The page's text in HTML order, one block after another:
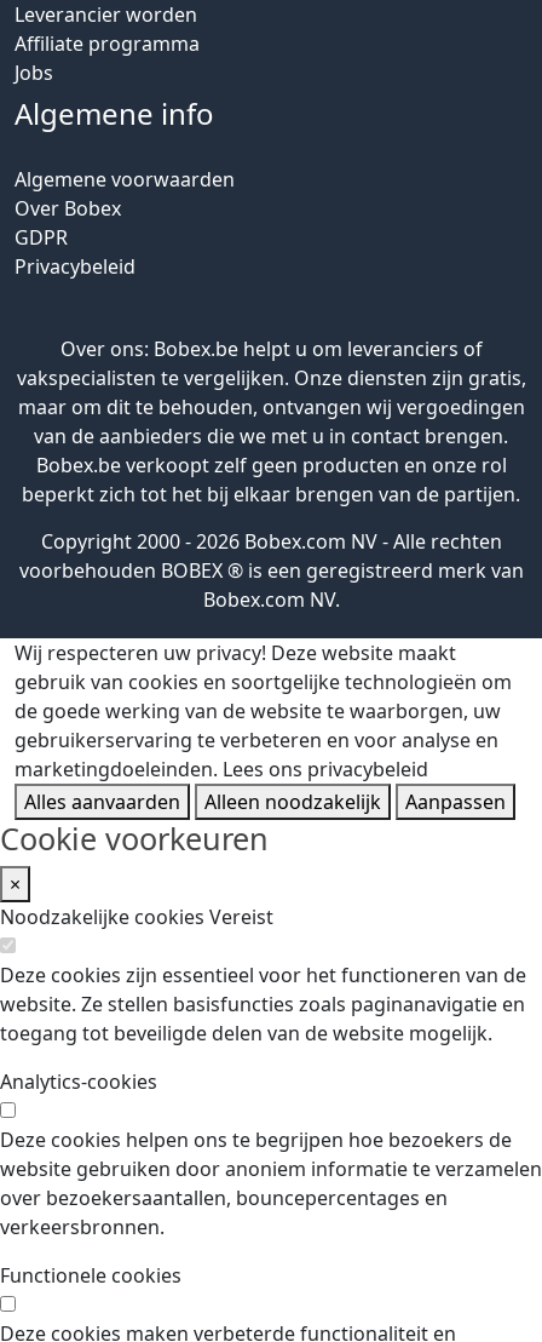
Leverancier worden
Affiliate programma
Jobs
Algemene info
Algemene voorwaarden
Over Bobex
GDPR
Privacybeleid
Over ons: Bobex.be helpt u om leveranciers of
vakspecialisten te vergelijken. Onze diensten zijn gratis,
maar om dit te behouden, ontvangen wij vergoedingen
van de aanbieders die we met u in contact brengen.
Bobex.be verkoopt zelf geen producten en onze rol
beperkt zich tot het bij elkaar brengen van de partijen.
Copyright 2000 - 2026 Bobex.com NV - Alle rechten
voorbehouden BOBEX ® is een geregistreerd merk van
Bobex.com NV.
Wij respecteren uw privacy! Deze website maakt
gebruik van cookies en soortgelijke technologieën om
de goede werking van de website te waarborgen, uw
gebruikerservaring te verbeteren en voor analyse en
marketingdoeleinden. Lees ons privacybeleid
Alles aanvaarden
Alleen noodzakelijk Aanpassen
Cookie voorkeuren
×
Noodzakelijke cookies Vereist
Deze cookies zijn essentieel voor het functioneren van de
website. Ze stellen basisfuncties zoals paginanavigatie en
toegang tot beveiligde delen van de website mogelijk.
Analytics-cookies
Deze cookies helpen ons te begrijpen hoe bezoekers de
website gebruiken door anoniem informatie te verzamelen
over bezoekersaantallen, bouncepercentages en
verkeersbronnen.
Functionele cookies
Deze cookies maken verbeterde functionaliteit en